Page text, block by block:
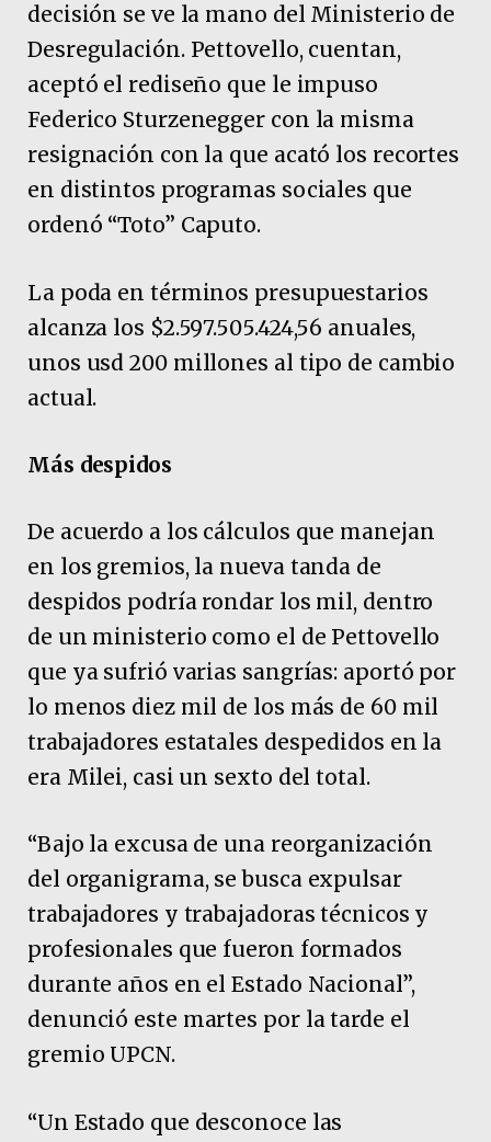
decisión se ve la mano del Ministerio de
Desregulación. Pettovello, cuentan,
aceptó el rediseño que le impuso
Federico Sturzenegger con la misma
resignación con la que acató los recortes
en distintos programas sociales que
ordenó “Toto” Caputo.
La poda en términos presupuestarios
alcanza los $2.597.505.424,56 anuales,
unos usd 200 millones al tipo de cambio
actual.
Más despidos
De acuerdo a los cálculos que manejan
en los gremios, la nueva tanda de
despidos podría rondar los mil, dentro
de un ministerio como el de Pettovello
que ya sufrió varias sangrías: aportó por
lo menos diez mil de los más de 60 mil
trabajadores estatales despedidos en la
era Milei, casi un sexto del total.
“Bajo la excusa de una reorganización
del organigrama, se busca expulsar
trabajadores y trabajadoras técnicos y
profesionales que fueron formados
durante años en el Estado Nacional”,
denunció este martes por la tarde el
gremio UPCN.
“Un Estado que desconoce las